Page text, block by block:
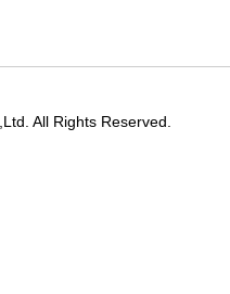
All Rights Reserved.